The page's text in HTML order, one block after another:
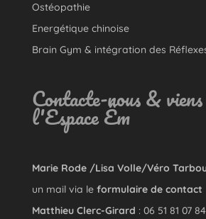
Ostéopathie
Energétique chinoise
Brain Gym & intégration des
Contacte-nous &
l'Espace Êm
Marie Rode /Lisa Volle/Véro
un mail via le formulaire de contact
Matthieu Clerc-Girard : 06 51 81 07 84